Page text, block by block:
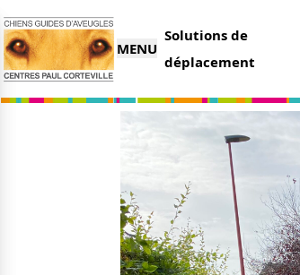
MENU
Solutions de
déplacement
Qui sommes-nous ?
Nos partenaires
Nos centres